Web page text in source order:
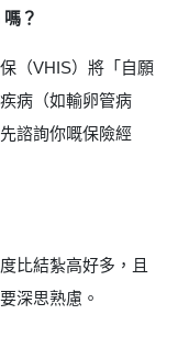
？
（VHIS）將「自願
病（如輸卵管病
諮詢你嘅保險經
比結紮高好多，且
深思熟慮。